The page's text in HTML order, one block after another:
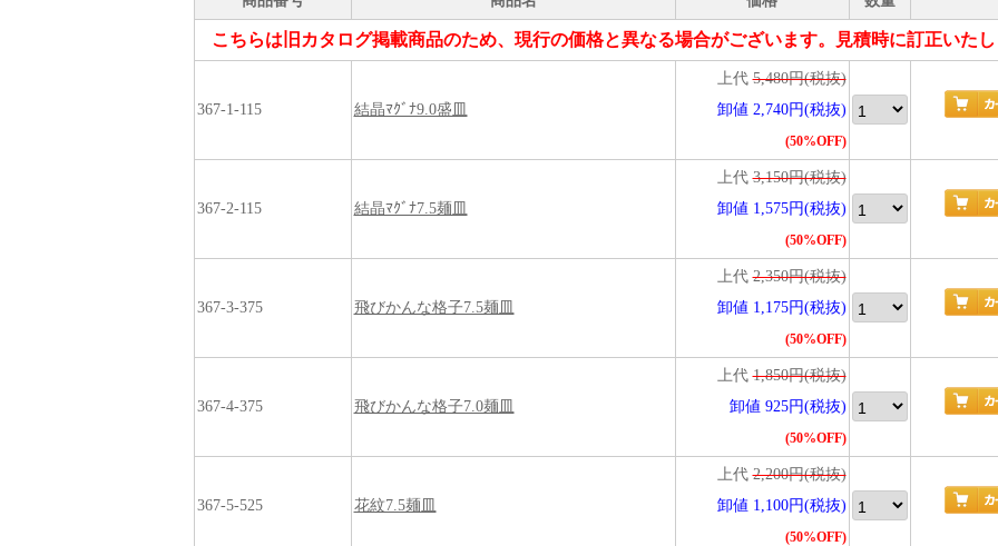
こちらは旧カタログ掲載商品のため、現行の価格と異なる場合がございます。見積時に訂正いた
367-1-115 結晶ﾏｸﾞﾅ9.0盛皿
上代5,480円(税抜)
卸値 2,740円(税抜)
(50%OFF)
367-2-115 結晶ﾏｸﾞﾅ7.5麺皿
上代3,150円(税抜)
卸値 1,575円(税抜)
(50%OFF)
367-3-375 飛びかんな格子7.5麺皿
上代2,350円(税抜)
卸値 1,175円(税抜)
(50%OFF)
367-4-375 飛びかんな格子7.0麺皿
上代1,850円(税抜)
卸値 925円(税抜)
(50%OFF)
367-5-525 花紋7.5麺皿
上代2,200円(税抜)
卸値 1,100円(税抜)
(50%OFF)